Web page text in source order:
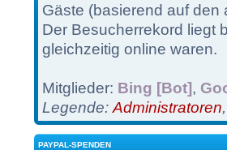
Gäste (basierend auf den
Der Besucherrekord liegt
gleichzeitig online waren.
Mitglieder: Bing [Bot],
Legende: Administratoren
PAYPAL-SPENDEN